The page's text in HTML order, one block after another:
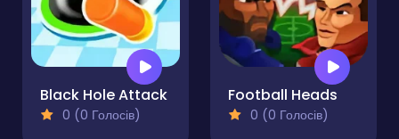
Black Hole Attack
0 (0 Голосів)
Football Heads
0 (0 Голосів)